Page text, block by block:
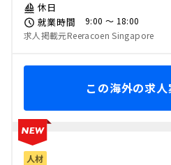
休日
就業時間
9:00 〜 18:00
求人掲載元Reeracoen Singapore
この海外の求
人材